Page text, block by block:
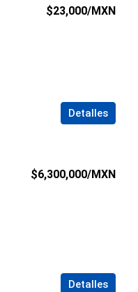
$23,000/MXN
Detalles
$6,300,000/MXN
Detalles